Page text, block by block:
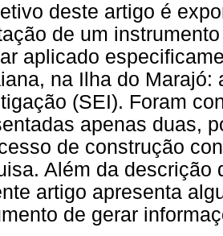
deste artigo é
de um
aplicado
na Ilha do
(SEI). Foram
apenas duas,
de construção
Além da descrição
artigo apresenta
de gerar